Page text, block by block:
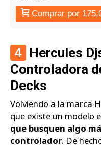
Comprar por
4 Hercules
Controladora
Decks
Volviendo a la marca
que existe un modelo
que busquen algo
controlador. De